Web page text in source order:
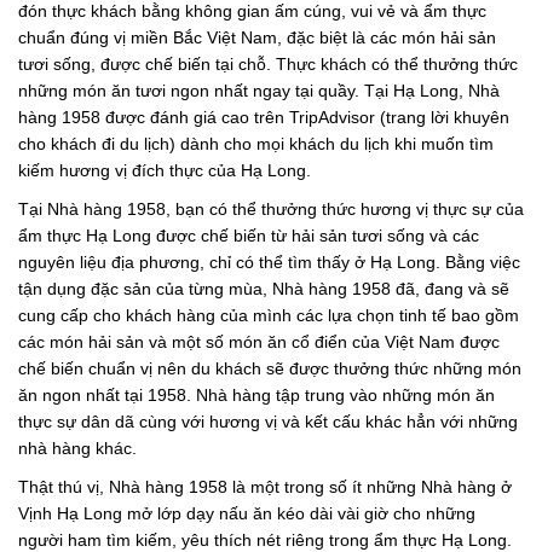
đón thực khách bằng không gian ấm cúng, vui vẻ và ẩm thực
chuẩn đúng vị miền Bắc Việt Nam, đặc biệt là các món hải sản
tươi sống, được chế biến tại chỗ. Thực khách có thể thưởng thức
những món ăn tươi ngon nhất ngay tại quầy. Tại Hạ Long, Nhà
hàng 1958 được đánh giá cao trên TripAdvisor (trang lời khuyên
cho khách đi du lịch) dành cho mọi khách du lịch khi muốn tìm
kiếm hương vị đích thực của Hạ Long.
Tại Nhà hàng 1958, bạn có thể thưởng thức hương vị thực sự của
ẩm thực Hạ Long được chế biến từ hải sản tươi sống và các
nguyên liệu địa phương, chỉ có thể tìm thấy ở Hạ Long. Bằng việc
tận dụng đặc sản của từng mùa, Nhà hàng 1958 đã, đang và sẽ
cung cấp cho khách hàng của mình các lựa chọn tinh tế bao gồm
các món hải sản và một số món ăn cổ điển của Việt Nam được
chế biến chuẩn vị nên du khách sẽ được thưởng thức những món
ăn ngon nhất tại 1958. Nhà hàng tập trung vào những món ăn
thực sự dân dã cùng với hương vị và kết cấu khác hẳn với những
nhà hàng khác.
Thật thú vị, Nhà hàng 1958 là một trong số ít những Nhà hàng ở
Vịnh Hạ Long mở lớp dạy nấu ăn kéo dài vài giờ cho những
người ham tìm kiếm, yêu thích nét riêng trong ẩm thực Hạ Long.